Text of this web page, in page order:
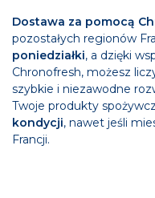
Dostawa za pomocą
pozostałych regionów
poniedziałki, a dzięki
Chronofresh, możesz
szybkie i niezawodne
Twoje produkty
kondycji, nawet jeśli
Francji.